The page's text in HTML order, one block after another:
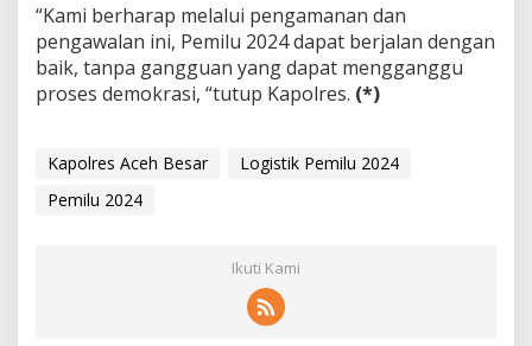
“Kami berharap melalui pengamanan dan
pengawalan ini, Pemilu 2024 dapat berjalan dengan
baik, tanpa gangguan yang dapat mengganggu
proses demokrasi, “tutup Kapolres. (*)
Kapolres Aceh Besar
Logistik Pemilu 2024
Pemilu 2024
Ikuti Kami